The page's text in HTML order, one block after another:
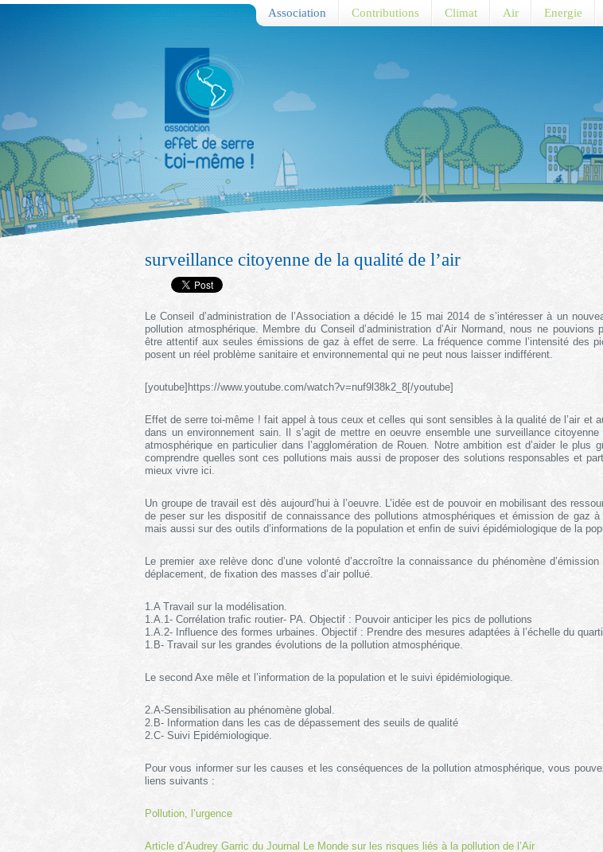
Association Contributions Climat Air Energie
surveillance citoyenne de la qualité de l’air
Le Conseil d’administration de l’Association a décidé le 15 mai 2014 de s’intéresser à un
pollution atmosphérique. Membre du Conseil d’administration d’Air Normand, nous ne pouvions
être attentif aux seules émissions de gaz à effet de serre. La fréquence comme l’intensité des
posent un réel problème sanitaire et environnemental qui ne peut nous laisser indifférent.
[youtube]https://www.youtube.com/watch?v=nuf9l38k2_8[/youtube]
Effet de serre toi-même ! fait appel à tous ceux et celles qui sont sensibles à la qualité de l’air et
dans un environnement sain. Il s’agit de mettre en oeuvre ensemble une surveillance
atmosphérique en particulier dans l’agglomération de Rouen. Notre ambition est d’aider le plus
comprendre quelles sont ces pollutions mais aussi de proposer des solutions responsables et
mieux vivre ici.
Un groupe de travail est dès aujourd’hui à l’oeuvre. L’idée est de pouvoir en mobilisant des
de peser sur les dispositif de connaissance des pollutions atmosphériques et émission de gaz
mais aussi sur des outils d’informations de la population et enfin de suivi épidémiologique de la
Le premier axe relève donc d’une volonté d’accroître la connaissance du phénomène
déplacement, de fixation des masses d’air pollué.
1.A Travail sur la modélisation.
1.A.1- Corrélation trafic routier- PA. Objectif : Pouvoir anticiper les pics de pollutions
1.A.2- Influence des formes urbaines. Objectif : Prendre des mesures adaptées à l’échelle du
1.B- Travail sur les grandes évolutions de la pollution atmosphérique.
Le second Axe mêle et l’information de la population et le suivi épidémiologique.
2.A-Sensibilisation au phénomène global.
2.B- Information dans les cas de dépassement des seuils de qualité
2.C- Suivi Epidémiologique.
Pour vous informer sur les causes et les conséquences de la pollution atmosphérique, vous
liens suivants :
Pollution, l’urgence
Article d’Audrey Garric du Journal Le Monde sur les risques liés à la pollution de l’Air